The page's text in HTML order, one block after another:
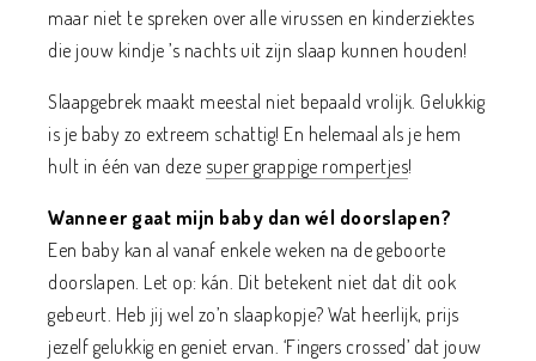
maar niet te spreken over alle virussen en kinderziektes
die jouw kindje ’s nachts uit zijn slaap kunnen houden!
Slaapgebrek maakt meestal niet bepaald vrolijk. Gelukkig
is je baby zo extreem schattig! En helemaal als je hem
hult in één van deze super grappige rompertjes!
Wanneer gaat mijn baby dan wél doorslapen?
Een baby kan al vanaf enkele weken na de geboorte
doorslapen. Let op: kán. Dit betekent niet dat dit ook
gebeurt. Heb jij wel zo’n slaapkopje? Wat heerlijk, prijs
jezelf gelukkig en geniet ervan. ‘Fingers crossed’ dat jouw